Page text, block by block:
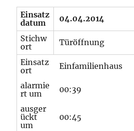
Einsatz
datum
04.04.2014
Stichw
ort
Türöffnung
Einsatz
ort
Einfamilienhaus
alarmie
rt um
00:39
ausger
ückt
um
00:45